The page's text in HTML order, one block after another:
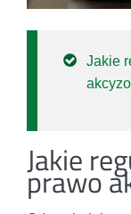
Jakie
Jakie
prawo